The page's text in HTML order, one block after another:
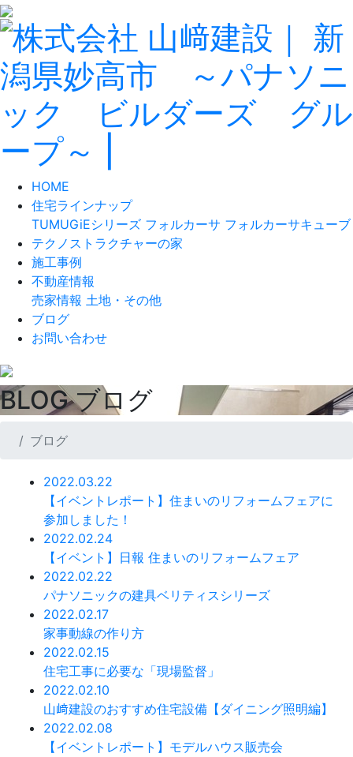
HOME
住宅ラインナップ
TUMUGiEシリーズ フォルカーサ フォルカーサキューブ
テクノストラクチャーの家
施工事例
不動産情報
売家情報 土地・その他
ブログ
お問い合わせ
BLOG ブログ
ブログ
2022.03.22
【イベントレポート】住まいのリフォームフェアに
参加しました！
2022.02.24
【イベント】日報 住まいのリフォームフェア
2022.02.22
パナソニックの建具ベリティスシリーズ
2022.02.17
家事動線の作り方
2022.02.15
住宅工事に必要な「現場監督」
2022.02.10
山﨑建設のおすすめ住宅設備【ダイニング照明編】
2022.02.08
【イベントレポート】モデルハウス販売会